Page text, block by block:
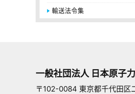
輸送法令集
一般社団法人 日本原子
〒102-0084 東京都千代田区